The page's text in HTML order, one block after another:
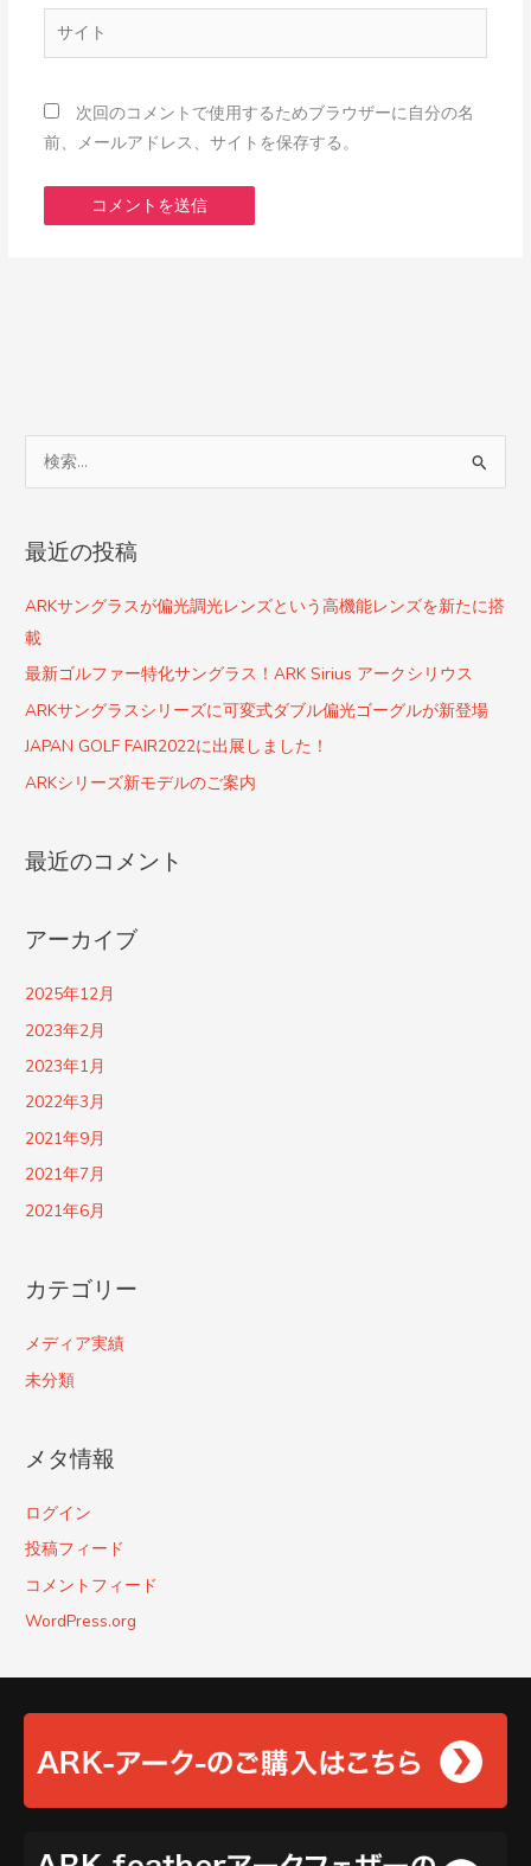
イ
次回のコメントで使用するためブラウザーに自分の名
前、メールアドレス、サイトを保存する。
象
最近の投稿
ARKサングラスが偏光調光レンズという高機能レンズを新たに搭
載
最新ゴルファー特化サングラス！ARK Sirius アークシリウス
ARKサングラスシリーズに可変式ダブル偏光ゴーグルが新登場
JAPAN GOLF FAIR2022に出展しました！
ARKシリーズ新モデルのご案内
最近のコメント
アーカイブ
2025年12月
2023年2月
2023年1月
2022年3月
2021年9月
2021年7月
2021年6月
カテゴリー
メディア実績
未分類
メタ情報
ログイン
投稿フィード
コメントフィード
WordPress.org